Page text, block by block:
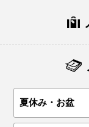
夏休み・お盆